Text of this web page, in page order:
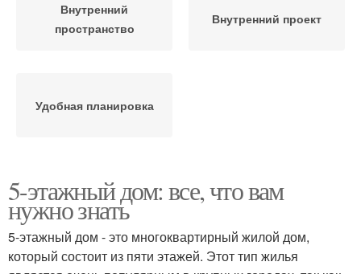
Внутренний
пространство
Внутренний проект
Удобная планировка
5-этажный дом: все, что вам
нужно знать
5-этажный дом - это многоквартирный жилой дом,
который состоит из пяти этажей. Этот тип жилья